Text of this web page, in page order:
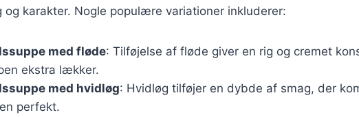
og karakter. Nogle populære variationer inkluderer:
med fløde: Tilføjelse af fløde giver en rig og cremet
ekstra lækker.
med hvidløg: Hvidløg tilføjer en dybde af smag, der
perfekt.